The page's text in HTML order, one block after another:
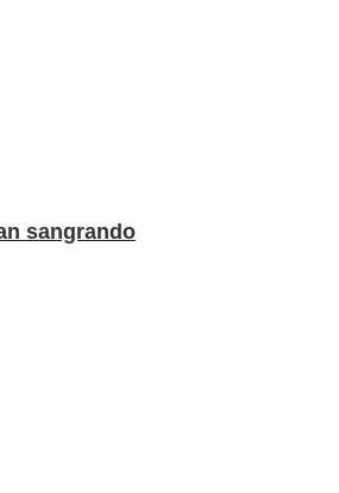
sangrando